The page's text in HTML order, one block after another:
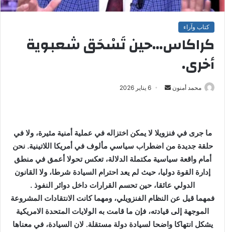
كتاب وآراء
كراكاس…حين تَسْحَق شعبوية
أخرى.
محمد أمنون
ب
ر
ي
د
ا
إ
6 يناير 2026
ما جرى في فنزويلا لا يمكن اختزاله في عملية أمنية مثيرة، ولا في
حلقة جديدة من اضطراب سياسي مألوف في أمريكا اللاتينية. نحن
أمام واقعة سياسية مكتملة الدلالة، تعكس تحولا أعمق في منطق
إدارة القوة دوليا، حيث لم يعد احترام السيادة شرطا، ولا القانون
الدولي عائقا، حين تحسم القرارات داخل دوائر النفوذ .
فمهما قيل عن النظام الفنزويلي، ومهما كانت الانتقادات المشروعة
الموجهة إلى قيادته، فإن ما قامت به الولايات المتحدة الامريكية
يشكل انتهاكا واضحا لسيادة دولة مستقلة. لان السيادة، في معناها